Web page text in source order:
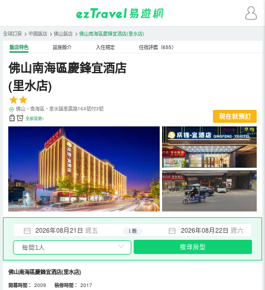
全球訂房 > 中國飯店 > 佛山飯店 > 佛山南海區慶鋒宜酒店(里水店)
飯店特色 設施簡介 入住規定 住宿評鑑（655）
佛山南海區慶鋒宜酒店
(里水店)
佛山，南海區，里水鎮里廣路164號付3號
全部設施> 現在就預訂
2026年08月21日 週五 2026年08月22日 週六
1 晚
搜尋房型
佛山南海區慶鋒宜酒店(里水店)
開幕時間： 2009 裝修時間： 2017